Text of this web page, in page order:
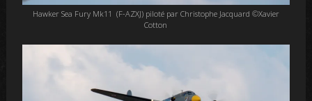
Hawker Sea Fury Mk11 (F-AZXJ) piloté par Christophe Jacquard ©Xavier
Cotton